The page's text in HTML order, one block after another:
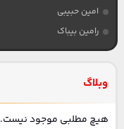
امین حبیبی
رامین بیباک
وبلاگ
هیچ مطلبی موجود نیست.